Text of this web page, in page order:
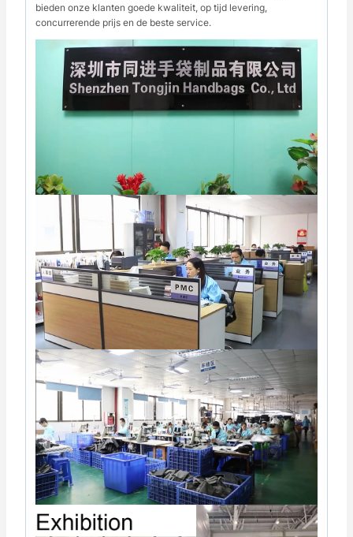
bieden onze klanten goede kwaliteit, op tijd levering,
concurrerende prijs en de beste service.